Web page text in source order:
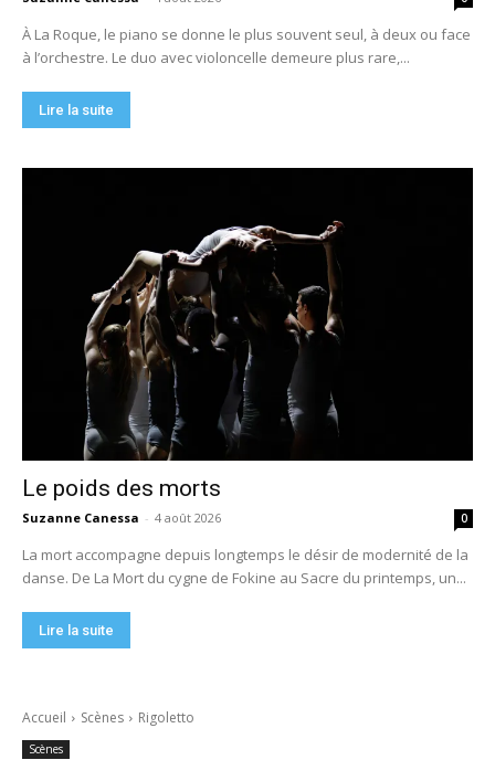
À La Roque, le piano se donne le plus souvent seul, à deux ou face
à l’orchestre. Le duo avec violoncelle demeure plus rare,...
Lire la suite
Le poids des morts
Suzanne Canessa - 4 août 2026 0
La mort accompagne depuis longtemps le désir de modernité de la
danse. De La Mort du cygne de Fokine au Sacre du printemps, un...
Lire la suite